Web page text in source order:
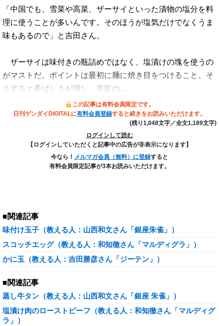
「中国でも、雪菜や高菜、ザーサイといった漬物の塩分を料
理に使うことが多いんです。そのほうが塩気だけでなくうま
味もあるので」と吉田さん。
ザーサイは味付きの瓶詰めではなく、塩漬けの塊を使うの
がマストだ。ポイントは最初に麺に焼き目をつけること。そ
うすると香ばしさが増し、市販の…
この記事は有料会員限定です。
日刊ゲンダイDIGITALに有料会員登録すると続きをお読みいただけます。
(残り1,048文字／全文1,189文字)
ログインして読む
【ログインしていただくと記事中の広告が非表示になります】
今なら！ メルマガ会員（無料）に登録すると
有料会員限定記事が3本お読みいただけます。
■関連記事
味付け玉子（教える人：山西和文さん「銀座朱雀」）
スコッチエッグ（教える人：和知徹さん「マルディグラ」）
かに玉（教える人：吉田勝彦さん「ジーテン」）
■関連記事
蒸し牛タン（教える人：山西和文さん「銀座 朱雀」）
塩漬け肉のローストビーフ（教える人：和知徹さん「マルディグ
ラ」）